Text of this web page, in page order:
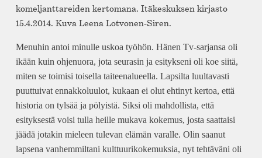
komeljanttareiden kertomana. Itäkeskuksen kirjasto
15.4.2014. Kuva Leena Lotvonen-Siren.
Menuhin antoi minulle uskoa työhön. Hänen Tv-sarjansa oli
ikään kuin ohjenuora, jota seurasin ja esitykseni oli koe siitä,
miten se toimisi toisella taiteenalueella. Lapsilta luultavasti
puuttuivat ennakkoluulot, kukaan ei olut ehtinyt kertoa, että
historia on tylsää ja pölyistä. Siksi oli mahdollista, että
esityksestä voisi tulla heille mukava kokemus, josta saattaisi
jäädä jotakin mieleen tulevan elämän varalle. Olin saanut
lapsena vanhemmiltani kulttuurikokemuksia, nyt tehtäväni oli